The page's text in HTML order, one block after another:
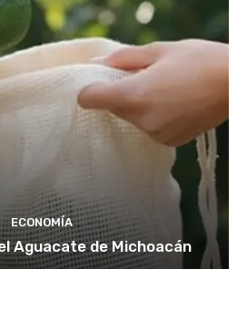
ECONOMÍA
Aguacate de Michoacán